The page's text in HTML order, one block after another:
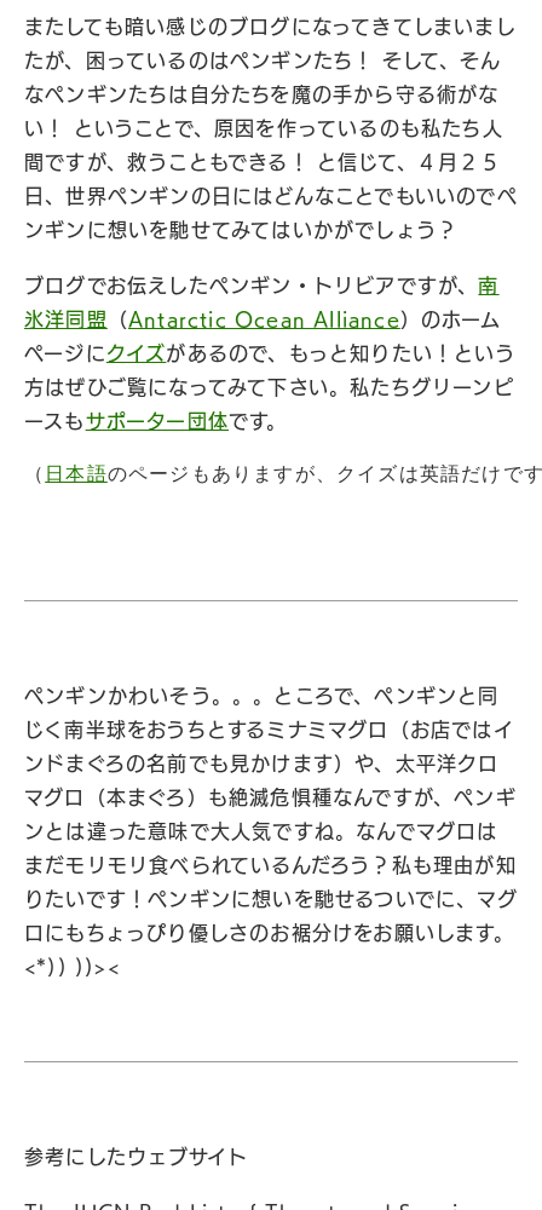
またしても暗い感じのブログになってきてしまいまし
たが、困っているのはペンギンたち！ そして、そん
なペンギンたちは自分たちを魔の手から守る術がな
い！ ということで、原因を作っているのも私たち人
間ですが、救うこともできる！ と信じて、４月２５
日、世界ペンギンの日にはどんなことでもいいのでペ
ンギンに想いを馳せてみてはいかがでしょう？
ブログでお伝えしたペンギン・トリビアですが、南
氷洋同盟
（Antarctic Ocean Alliance）のホーム
ページに クイズがあるので、もっと知りたい！という
方はぜひご覧になってみて下さい。私たちグリーンピ
ースもサポーター団体です。
（ 日本語のページもありますが、クイズは英語だけで
ペンギンかわいそう。。。ところで、ペンギンと同
じく南半球をおうちとするミナミマグロ（お店ではイ
ンドまぐろの名前でも見かけます）や、太平洋クロ
マグロ（本まぐろ）も絶滅危惧種なんですが、ペンギ
ンとは違った意味で大人気ですね。なんでマグロは
まだモリモリ食べられているんだろう？私も理由が知
りたいです！ペンギンに想いを馳せるついでに、マグ
ロにもちょっぴり優しさのお裾分けをお願いします。
<*)) ))><
参考にしたウェブサイト